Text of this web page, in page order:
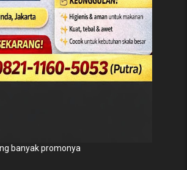
banyak promonya